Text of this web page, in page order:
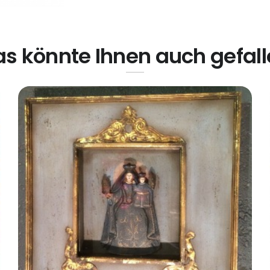
könnte Ihnen auch